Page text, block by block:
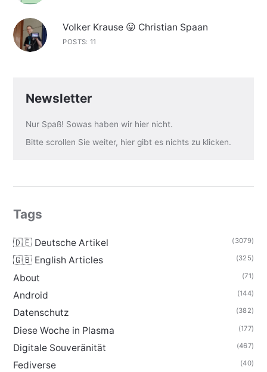
Volker Krause 😛 Christian Spaan
POSTS: 11
Newsletter
Nur Spaß! Sowas haben wir hier nicht.
Bitte scrollen Sie weiter, hier gibt es nichts zu klicken.
Tags
🇩🇪 Deutsche Artikel (3079)
🇬🇧 English Articles (325)
About (71)
Android (144)
Datenschutz (382)
Diese Woche in Plasma (177)
Digitale Souveränität (467)
Fediverse (40)